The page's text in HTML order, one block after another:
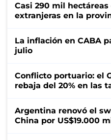
Casi 290 mil
extranjeras en la
La inflación en CABA
julio
Conflicto portuario: el
rebaja del 20% en las
Argentina renovó el
China por US$19.000